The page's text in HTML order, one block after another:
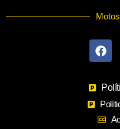
a
c
o
o
k